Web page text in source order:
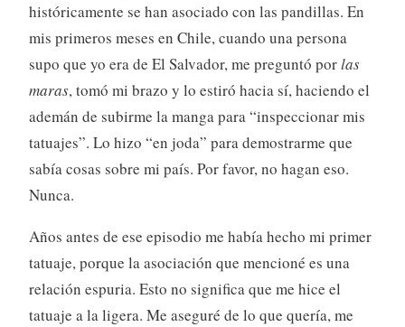
históricamente se han asociado con las pandillas. En
mis primeros meses en Chile, cuando una persona
supo que yo era de El Salvador, me preguntó porlas
maras, tomó mi brazo y lo estiró hacia sí, haciendo el
ademán de subirme la manga para “inspeccionar mis
tatuajes”. Lo hizo “en joda” para demostrarme que
sabía cosas sobre mi país. Por favor, no hagan eso.
Nunca.
Años antes de ese episodio me había hecho mi primer
tatuaje, porque la asociación que mencioné es una
relación espuria. Esto no significa que me hice el
tatuaje a la ligera. Me aseguré de lo que quería, me